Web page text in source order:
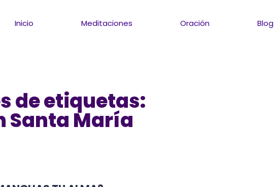
Inicio Meditaciones Oración Blog
de etiquetas:
Santa María